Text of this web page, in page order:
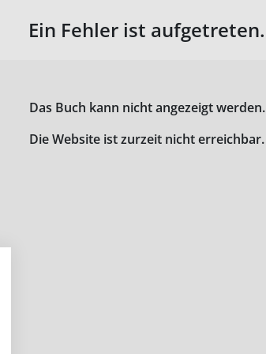
Ein Fehler ist aufgetreten.
Das Buch kann nicht angezeigt werden.
Die Website ist zurzeit nicht erreichbar.